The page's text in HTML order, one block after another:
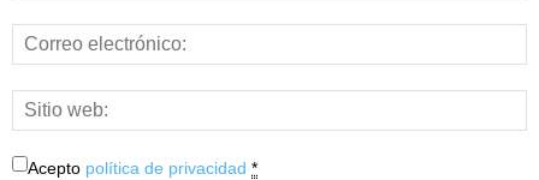
Acepto política de privacidad *